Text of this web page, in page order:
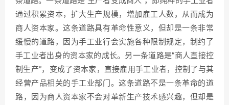
通过积累资本，扩大生产规模，增加雇工人数，从而成为
商人资本家。这条道路具有革命性意义，但却是一条非常
缓慢的道路，因为手工业行会实施各种限制规定，制约了
手工业者出身的资本家的成长。另一条道路是“商人直接控
制生产”，变成了资本家，直接雇用手工业者，控制了与其
经营产品相关的手工业部门。这条道路不是一条革命的道
路，因为商人资本家不会对革新生产技术感兴趣，但却是